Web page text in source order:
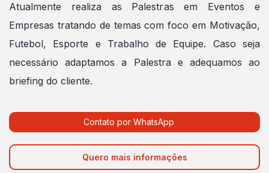
Atualmente realiza as Palestras em Eventos e
Empresas tratando de temas com foco em Motivação,
Futebol, Esporte e Trabalho de Equipe. Caso seja
necessário adaptamos a Palestra e adequamos ao
briefing do cliente.
Contato por WhatsApp
Quero mais informações